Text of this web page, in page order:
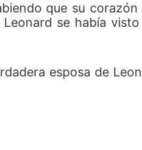
que su
se había
esposa de